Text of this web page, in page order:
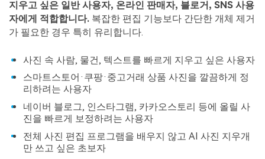
지우고 싶은 일반 사용자, 온라인 판매자, 블로거, SNS 사용
자에게 적합합니다. 복잡한 편집 기능보다 간단한 개체 제거
가 필요한 경우 특히 유리합니다.
사진 속 사람, 물건, 텍스트를 빠르게 지우고 싶은 사용자
스마트스토어·쿠팡·중고거래 상품 사진을 깔끔하게 정
리하려는 사용자
네이버 블로그, 인스타그램, 카카오스토리 등에 올릴 사
진을 빠르게 보정하려는 사용자
전체 사진 편집 프로그램을 배우지 않고 AI 사진 지우개
만 쓰고 싶은 초보자